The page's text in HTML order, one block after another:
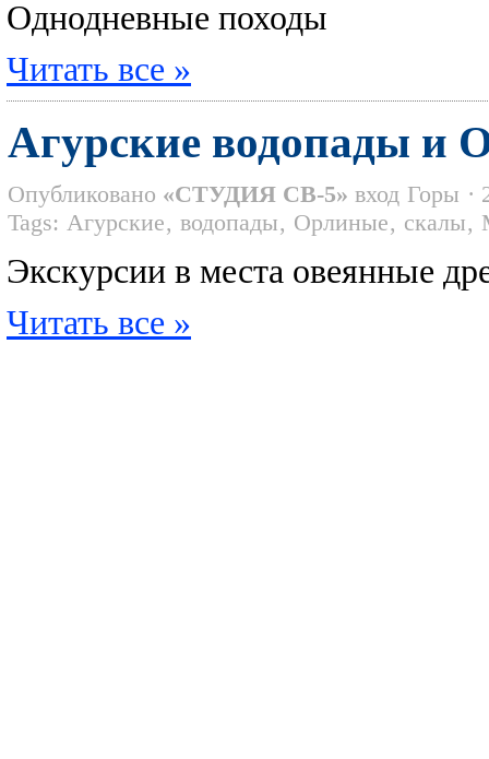
Однодневные походы
Читать все »
Агурские водопады и
Опубликовано «СТУДИЯ СВ-5» вход Горы ·
Tags: Агурские, водопады, Орлиные, скалы,
Экскурсии в места овеянные
Читать все »